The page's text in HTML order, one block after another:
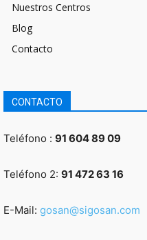
Nuestros Centros
Blog
Contacto
CONTACTO
Teléfono : 91 604 89 09
Teléfono 2: 91 472 63 16
E-Mail: gosan@sigosan.com